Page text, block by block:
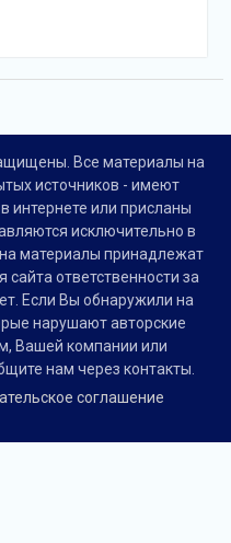
Все материалы на
источников - имеют
интернете или присланы
исключительно в
материалы принадлежат
ответственности за
Если Вы обнаружили на
нарушают авторские
Вашей компании или
нам через контакты.
соглашение